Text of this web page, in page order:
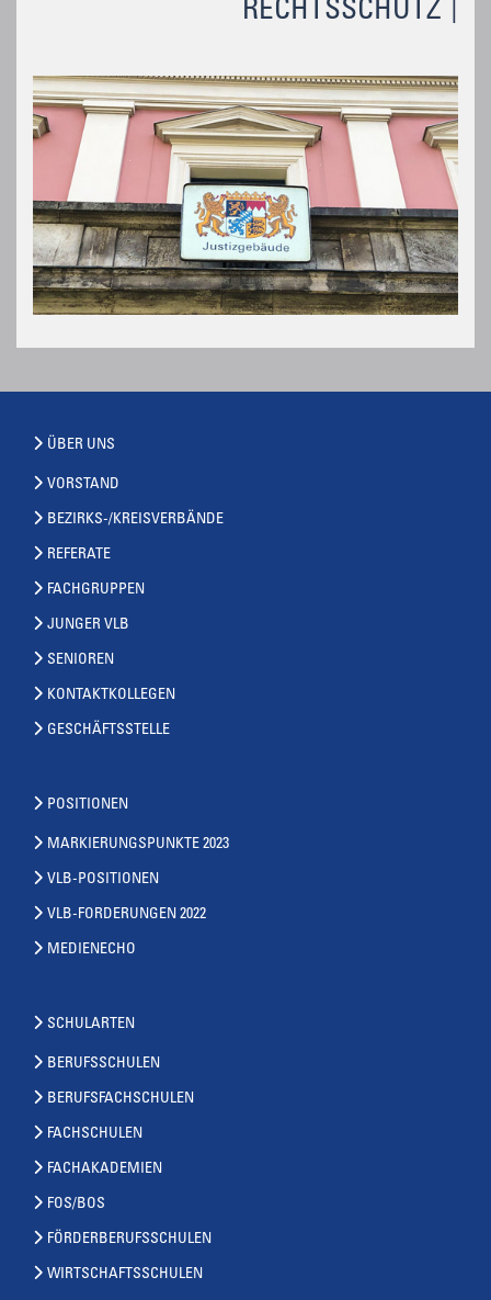
RECHTSSCHUTZ
ÜBER UNS
VORSTAND
BEZIRKS-/KREISVERBÄNDE
REFERATE
FACHGRUPPEN
JUNGER VLB
SENIOREN
KONTAKTKOLLEGEN
GESCHÄFTSSTELLE
POSITIONEN
MARKIERUNGSPUNKTE 2023
VLB-POSITIONEN
VLB-FORDERUNGEN 2022
MEDIENECHO
SCHULARTEN
BERUFSSCHULEN
BERUFSFACHSCHULEN
FACHSCHULEN
FACHAKADEMIEN
FOS/BOS
FÖRDERBERUFSSCHULEN
WIRTSCHAFTSSCHULEN